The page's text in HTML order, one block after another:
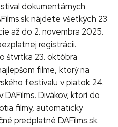
dokumentárnych
nájdete všetkých 23
až do 2. novembra 2025.
registrácii.
štvrtka 23. októbra
filme, ktorý na
festivalu v piatok 24.
Divákov, ktorí do
filmy, automaticky
predplatné DAFilms.sk.